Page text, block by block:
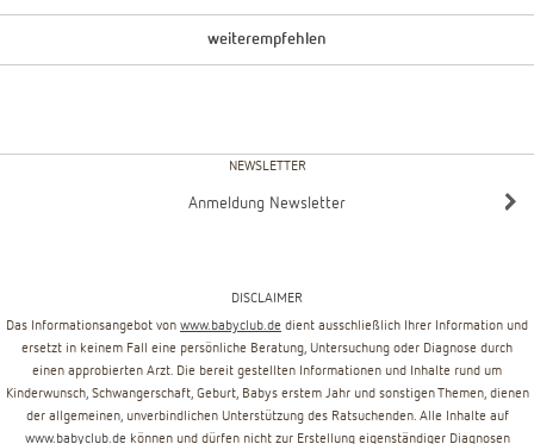
weiterempfehlen
NEWSLETTER
Anmeldung Newsletter
DISCLAIMER
Das Informationsangebot von www.babyclub.de dient ausschließlich Ihrer Information und
ersetzt in keinem Fall eine persönliche Beratung, Untersuchung oder Diagnose durch
einen approbierten Arzt. Die bereit gestellten Informationen und Inhalte rund um
Kinderwunsch, Schwangerschaft, Geburt, Babys erstem Jahr und sonstigen Themen, dienen
der allgemeinen, unverbindlichen Unterstützung des Ratsuchenden. Alle Inhalte auf
www.babyclub.de können und dürfen nicht zur Erstellung eigenständiger Diagnosen